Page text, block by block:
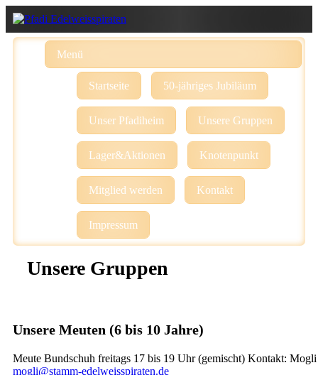
Menü
Startseite 50-jähriges Jubiläum
Unser Pfadiheim Unsere Gruppen
Lager&Aktionen Knotenpunkt
Mitglied werden Kontakt
Impressum
Unsere Gruppen
Unsere Meuten (6 bis 10 Jahre)
Meute Bundschuh freitags 17 bis 19 Uhr (gemischt) Kontakt: Mogli
mogli@stamm-edelweisspiraten.de